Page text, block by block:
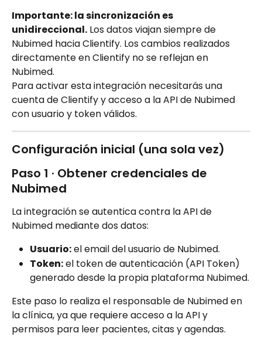
Importante: la sincronización es
unidireccional. Los datos viajan siempre de
Nubimed hacia Clientify. Los cambios realizados
directamente en Clientify no se reflejan en
Nubimed.
Para activar esta integración necesitarás una
cuenta de Clientify y acceso a la API de Nubimed
con usuario y token válidos.
Configuración inicial (una sola vez)
Paso 1 · Obtener credenciales de
Nubimed
La integración se autentica contra la API de
Nubimed mediante dos datos:
Usuario: el email del usuario de Nubimed.
Token: el token de autenticación (API Token)
generado desde la propia plataforma Nubimed.
Este paso lo realiza el responsable de Nubimed en
la clínica, ya que requiere acceso a la API y
permisos para leer pacientes, citas y agendas.